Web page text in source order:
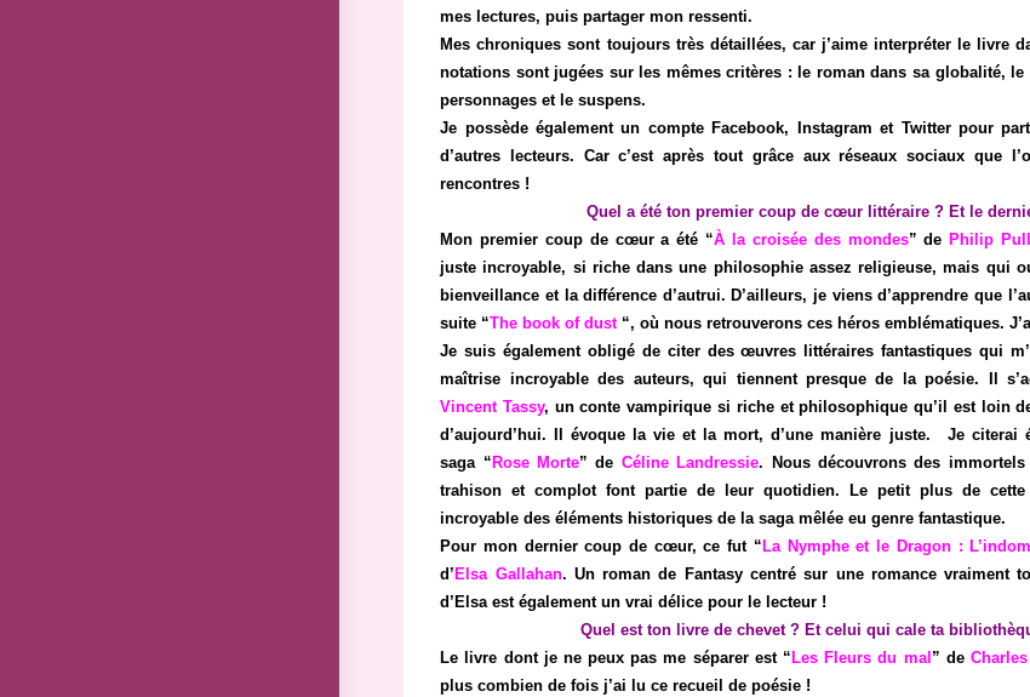
mes lectures, puis partager mon ressenti.
Mes chroniques sont toujours très détaillées, car j’aime interpréter le livre
notations sont jugées sur les mêmes critères : le roman dans sa globalité, le
personnages et le suspens.
Je possède également un compte Facebook, Instagram et Twitter pour
d’autres lecteurs. Car c’est après tout grâce aux réseaux sociaux que
rencontres !
Quel a été ton premier coup de cœur littéraire ? Et le
Mon premier coup de cœur a été “À la croisée des mondes” de Philip
juste incroyable, si riche dans une philosophie assez religieuse, mais qui
bienveillance et la différence d’autrui. D’ailleurs, je viens d’apprendre que
suite “The book of dust“, où nous retrouverons ces héros emblématiques.
Je suis également obligé de citer des œuvres littéraires fantastiques qui
maîtrise incroyable des auteurs, qui tiennent presque de la poésie. Il
Vincent Tassy, un conte vampirique si riche et philosophique qu’il est loin
d’aujourd’hui. Il évoque la vie et la mort, d’une manière juste. Je citerai
saga “ Rose Morte” de Céline Landressie. Nous découvrons des
trahison et complot font partie de leur quotidien. Le petit plus de cette
incroyable des éléments historiques de la saga mêlée eu genre fantastique.
Pour mon dernier coup de cœur, ce fut “ La Nymphe et le Dragon :
d’ Elsa Gallahan. Un roman de Fantasy centré sur une romance vraiment
d’Elsa est également un vrai délice pour le lecteur !
Quel est ton livre de chevet ? Et celui qui cale ta
Le livre dont je ne peux pas me séparer est “ Les Fleurs du mal ” de
plus combien de fois j’ai lu ce recueil de poésie !